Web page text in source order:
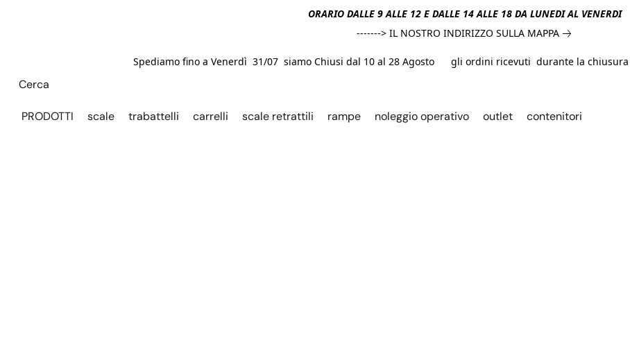
ORARIO DALLE 9 ALLE 12 E DALLE 14 ALLE 18 DA LUNEDI AL VENERDI
-------> IL NOSTRO INDIRIZZO SULLA MAPPA
Spediamo fino a Venerdì 31/07 siamo Chiusi dal 10 al 28 Agosto gli ordini ricevuti durante la chiusura
PRODOTTI scale trabattelli carrelli scale retrattili rampe noleggio operativo outlet contenitori